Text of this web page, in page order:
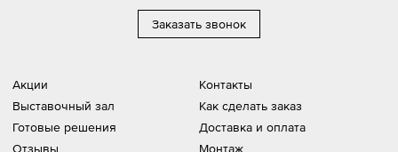
Акции
Выставочный зал
Готовые решения
Отзывы
Контакты
Как сделать заказ
Доставка и оплата
Монтаж
Заказать звонок